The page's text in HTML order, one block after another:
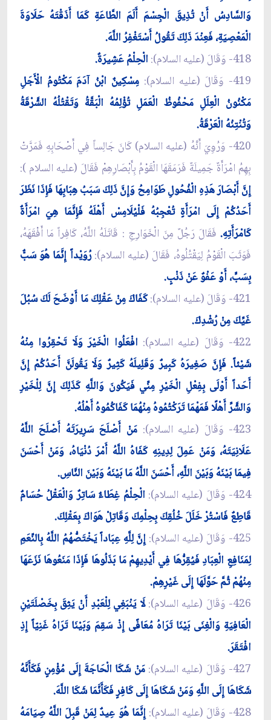
وَالسَّادِسُ أَنْ تُذِيقَ الْجِسْمَ أَلَمَ الطَّاعَةِ كَمَا أَذَقْتَهُ حَلَاوَةَ
الْمَعْصِيَةِ، فَعِنْدَ ذَلِكَ تَقُولُ أَسْتَغْفِرُ اللَّهَ.
418- وَقَالَ (عليه السلام):
الْحِلْمُ عَشِيرَةٌ.
419- وَقَالَ (عليه السلام):
مِسْكِينٌ ابْنُ آدَمَ مَكْتُومُ الْأَجَلِ
مَكْنُونُ الْعِلَلِ مَحْفُوظُ الْعَمَلِ تُؤْلِمُهُ الْبَقَّةُ وَتَقْتُلُهُ الشَّرْقَةُ
وَتُنْتِنُهُ الْعَرْقَةُ.
420- وَرُوِيَ أَنَّهُ (عليه السلام) كَانَ جَالِساً فِي أَصْحَابِهِ فَمَرَّتْ
بِهِمُ امْرَأَةٌ جَمِيلَةٌ فَرَمَقَهَا الْقَوْمُ بِأَبْصَارِهِمْ فَقَالَ (عليه السلام ):
إِنَّ أَبْصَارَ هَذِهِ الْفُحُولِ طَوَامِحُ وَإِنَّ ذَلِكَ سَبَبُ هِبَابِهَا فَإِذَا نَظَرَ
أَحَدُكُمْ إِلَى امْرَأَةٍ تُعْجِبُهُ فَلْيُلَامِسْ أَهْلَهُ فَإِنَّمَا هِيَ امْرَأَةٌ
كَامْرَأَتِهِ.فَقَالَ رَجُلٌ مِنَ الْخَوَارِجِ : ‏قَاتَلَهُ اللَّهُ، كَافِراً مَا أَفْقَهَهُ،
فَوَثَبَ الْقَوْمُ لِيَقْتُلُوهُ، فَقَالَ (عليه السلام):رُوَيْداً إِنَّمَا هُوَ سَبٌّ
بِسَبٍّ، أَوْ عَفْوٌ عَنْ ذَنْبٍ.
421- وَقَالَ (عليه السلام):
كَفَاكَ مِنْ عَقْلِكَ مَا أَوْضَحَ لَكَ سُبُلَ
غَيِّكَ مِنْ رُشْدِكَ.
422- وَقَالَ (عليه السلام):
افْعَلُوا الْخَيْرَ وَلَا تَحْقِرُوا مِنْهُ
شَيْئاً. فَإِنَّ صَغِيرَهُ كَبِيرٌ وَقَلِيلَهُ كَثِيرٌ وَلَا يَقُولَنَّ أَحَدُكُمْ إِنَّ
أَحَداً أَوْلَى بِفِعْلِ الْخَيْرِ مِنِّي فَيَكُونَ وَاللَّهِ كَذَلِكَ إِنَّ لِلْخَيْرِ
وَالشَّرِّ أَهْلًا فَمَهْمَا تَرَكْتُمُوهُ مِنْهُمَا كَفَاكُمُوهُ أَهْلُهُ.
423- وَقَالَ (عليه السلام):
مَنْ أَصْلَحَ سَرِيرَتَهُ أَصْلَحَ اللَّهُ
عَلَانِيَتَهُ، وَمَنْ عَمِلَ لِدِينِهِ كَفَاهُ اللَّهُ أَمْرَ دُنْيَاهُ، وَمَنْ أَحْسَنَ
فِيمَا بَيْنَهُ وَبَيْنَ اللَّهِ، أَحْسَنَ اللَّهُ مَا بَيْنَهُ وَبَيْنَ النَّاسِ.
424- وَقَالَ (عليه السلام):
الْحِلْمُ غِطَاءٌ سَاتِرٌ وَالْعَقْلُ حُسَامٌ
قَاطِعٌ فَاسْتُرْ خَلَلَ خُلُقِكَ بِحِلْمِكَ وَقَاتِلْ هَوَاكَ بِعَقْلِكَ.
425- وَقَالَ (عليه السلام):
إِنَّ لِلَّهِ عِبَاداً يَخْتَصُّهُمُ اللَّهُ بِالنِّعَمِ
لِمَنَافِعِ الْعِبَادِ فَيُقِرُّهَا فِي أَيْدِيهِمْ مَا بَذَلُوهَا فَإِذَا مَنَعُوهَا نَزَعَهَا
مِنْهُمْ ثُمَّ حَوَّلَهَا إِلَى غَيْرِهِمْ.
426- وَقَالَ (عليه السلام):
لَا يَنْبَغِي لِلْعَبْدِ أَنْ يَثِقَ بِخَصْلَتَيْنِ
الْعَافِيَةِ وَالْغِنَى بَيْنَا تَرَاهُ مُعَافًى إِذْ سَقِمَ وَبَيْنَا تَرَاهُ غَنِيّاً إِذِ
افْتَقَرَ.
427- وَقَالَ (عليه السلام):
مَنْ شَكَا الْحَاجَةَ إِلَى مُؤْمِنٍ فَكَأَنَّهُ
شَكَاهَا إِلَى اللَّهِ وَمَنْ شَكَاهَا إِلَى كَافِرٍ فَكَأَنَّمَا شَكَا اللَّهَ.
428- وَقَالَ (عليه السلام):
إِنَّمَا هُوَ عِيدٌ لِمَنْ قَبِلَ اللَّهُ صِيَامَهُ